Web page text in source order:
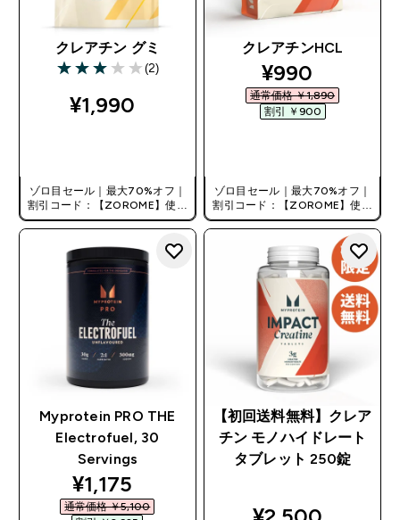
クレアチン グミ
3 out of 5 stars
(2)
¥1,990‎
ゾロ目セール｜最大70%オフ｜
割引コード：【ZOROME】使用
で追加10%オフ！
クレアチンHCL
discounted
¥990‎
通常価格 ￥1,890‎
割引 ￥900‎
ゾロ目セール｜最大70%オフ｜
割引コード：【ZOROME】使用
で追加10%オフ！
Myprotein PRO THE
Electrofuel, 30
Servings
discounted price
¥1,175‎
通常価格 ￥5,100‎
【初回送料無料】クレア
チン モノハイドレート
タブレット 250錠